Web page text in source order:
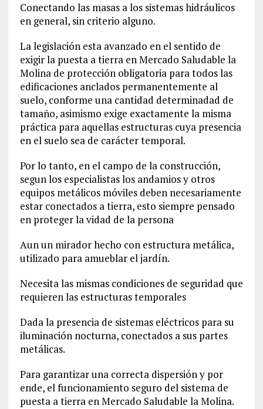
Conectando las masas a los sistemas hidráulicos
en general, sin criterio alguno.
La legislación esta avanzado en el sentido de
exigir la puesta a tierra en Mercado Saludable la
Molina de protección obligatoria para todos las
edificaciones anclados permanentemente al
suelo, conforme una cantidad determinadad de
tamaño, asimismo exige exactamente la misma
práctica para aquellas estructuras cuya presencia
en el suelo sea de carácter temporal.
Por lo tanto, en el campo de la construcción,
segun los especialistas los andamios y otros
equipos metálicos móviles deben necesariamente
estar conectados a tierra, esto siempre pensado
en proteger la vidad de la persona
Aun un mirador hecho con estructura metálica,
utilizado para amueblar el jardín.
Necesita las mismas condiciones de seguridad que
requieren las estructuras temporales
Dada la presencia de sistemas eléctricos para su
iluminación nocturna, conectados a sus partes
metálicas.
Para garantizar una correcta dispersión y por
ende, el funcionamiento seguro del sistema de
puesta a tierra en Mercado Saludable la Molina.